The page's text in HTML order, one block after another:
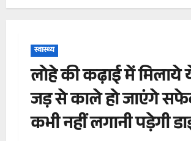
स्वास्थ्य
लोहे की कढ़ाई में मिलाये
जड़ से काले हो जाएंगे
कभी नहीं लगानी पड़ेगी